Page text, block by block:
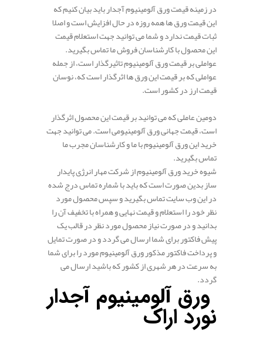
در زمینه قیمت ورق آلومینیوم آجدار باید بیان کنیم که
این قیمت ورق ها همه روزه در حال افزایش است و اصلا
ثبات قیمت ندارد و شما می توانید جهت استعلام قیمت
این محصول با کارشناسان فروش ما تماس بگیرید.
عواملی بر قیمت ورق آلومینیوم تاثیرگذار است، از جمله
عواملی که بر قیمت این ورق ها اثرگذار است که، نوسان
قیمت ارز در کشور است.
دومین عاملی که می توانید بر قیمت این محصول اثرگذار
است، قیمت جهانی ورق آلومینیومی است. می توانید جهت
خرید این ورق آلومینیوم با ما و کارشناسان مجرب ما
تماس بگیرید.
شیوه خرید ورق آلومینیوم از شرکت مهار انرژی پایدار
ساز بدین صورت است که باید با شماره تماس درج شده
در این وب سایت تماس بگیرید و سپس محصول مورد
نظر خود را استعلام و قیمت نهایی و همراه با تخفیف آن را
بدانید و در صورت نیاز محصول مورد نظر در قالب یک
پیش فاکتور برای شما ارسال می گردد و در صورت تمایل
و پرداخت فاکتور مذکور ورق آلومینیوم مورد را برای شما
به سرعت در هر شهری از کشور که باشید ارسال می
گردد.
ورق آلومینیوم آجدار
نورد اراک